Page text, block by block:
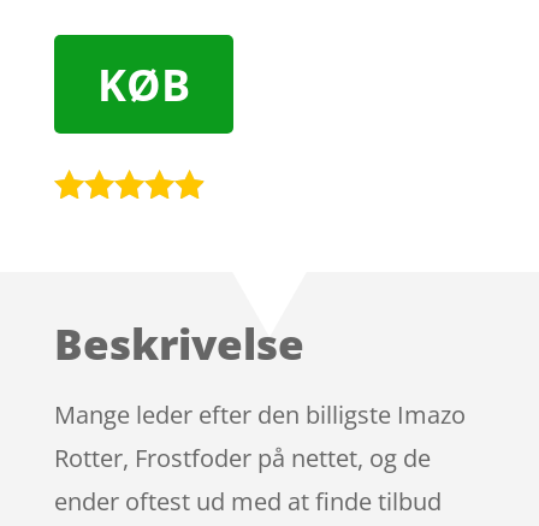
KØB
kundebedø
Beskrivelse
Mange leder efter den billigste Imazo
Rotter, Frostfoder på nettet, og de
ender oftest ud med at finde tilbud